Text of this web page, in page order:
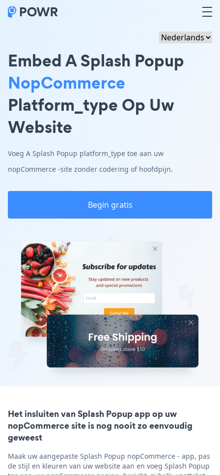
Embed A Splash Popup
NopCommerce
Platform_type Op Uw
Website
Voeg A Splash Popup platform_type toe aan uw
nopCommerce -site zonder codering of hoofdpijn.
Begin gratis
Het insluiten van Splash Popup app op uw
nopCommerce site is nog nooit zo eenvoudig
geweest
Maak uw aangepaste Splash Popup nopCommerce - app, pas
de stijl en kleuren van uw website aan en voeg Splash Popup